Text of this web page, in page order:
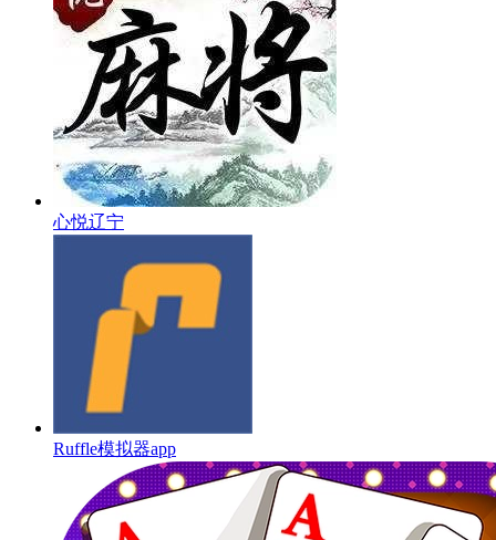
心悦辽宁
Ruffle模拟器app